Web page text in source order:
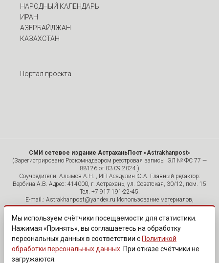
НАРОДНЫЙ КАЛЕНДАРЬ
ИРАН
АЗЕРБАЙДЖАН
КАЗАХСТАН
Портал проекта
СМИ сетевое издание АстраханьПост «Astrakhanpost»
(Зарегистрировано Роскомнадзором реестровая запись: ЭЛ № ФС 77 —
88126 от 03.09.2024.)
Соучредители: Алымов А.Н. , ИП Асадулин Ю.А. Главный редактор:
Вербина А.В. Адрес: 414000, г. Астрахань, ул. Советская, 30/12, пом. 15
Тел. +7 917 191-22-45.
E-mail.: Astrakhanpost@yandex.ru Использование материалов,
размещенных на страницах сетевого издания «Astrakhanpost»,
допускается исключительно с указанием источника и публикацией
активной гиперссылки на портал Astrakhanpost.ru. Комментарии
читателей сайта размещаются без предварительного редактирования.
Редакция оставляет за собой право удалить их с сайта или
отредактировать, если указанные сообщения нарушают законы РФ.
«САЙТ ПРЕДНАЗНАЧЕН ДЛЯ АУДИТОРИИ 18+»
Мы используем счётчики посещаемости для статистики.
Нажимая «Принять», вы соглашаетесь на обработку
персональных данных в соответствии с Политикой
обработки персональных данных . При отказе счётчики не
загружаются.